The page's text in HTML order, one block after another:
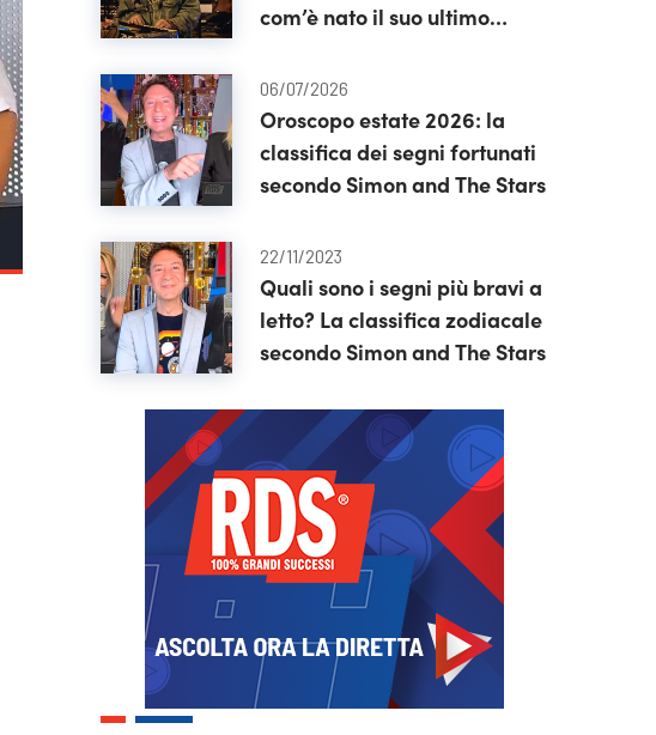
com’è nato il suo ultimo
06/07/2026
Oroscopo estate 2026: la
classifica dei segni fortunati
secondo Simon and The Stars
22/11/2023
Quali sono i segni più bravi a
letto? La classifica zodiacale
secondo Simon and The Stars